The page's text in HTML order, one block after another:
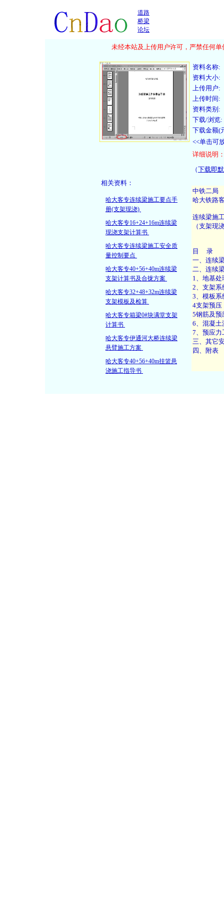
道路
桥梁
论坛
未经本站及上传用户许可，严禁任何单
资料名称:
资料大小:
上传用户:
上传时间:
资料类别:
下载/浏览:
下载金额(
<<单击可
详细说明
（下载即
相关资料：
哈大客专连续梁施工要点手
册(支架现浇)
哈大客专16+24+16m连续梁
现浇支架计算书
哈大客专连续梁施工安全质
量控制要点
哈大客专40+56+40m连续梁
支架计算书及合拢方案
哈大客专32+48+32m连续梁
支架模板及检算
哈大客专箱梁0#块满堂支架
计算书
哈大客专伊通河大桥连续梁
悬臂施工方案
哈大客专40+56+40m挂篮悬
浇施工指导书